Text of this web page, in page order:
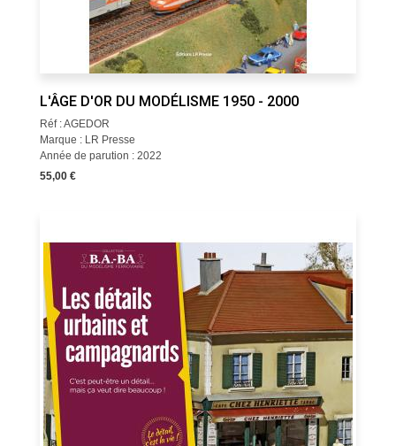
L'ÂGE D'OR DU MODÉLISME 1950 - 2000
Réf : AGEDOR
Marque : LR Presse
Année de parution : 2022
55,00 €